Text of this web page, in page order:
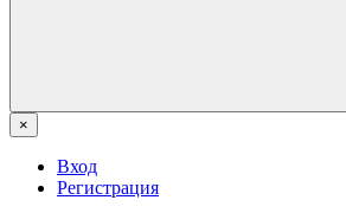
×
Вход
Регистрация